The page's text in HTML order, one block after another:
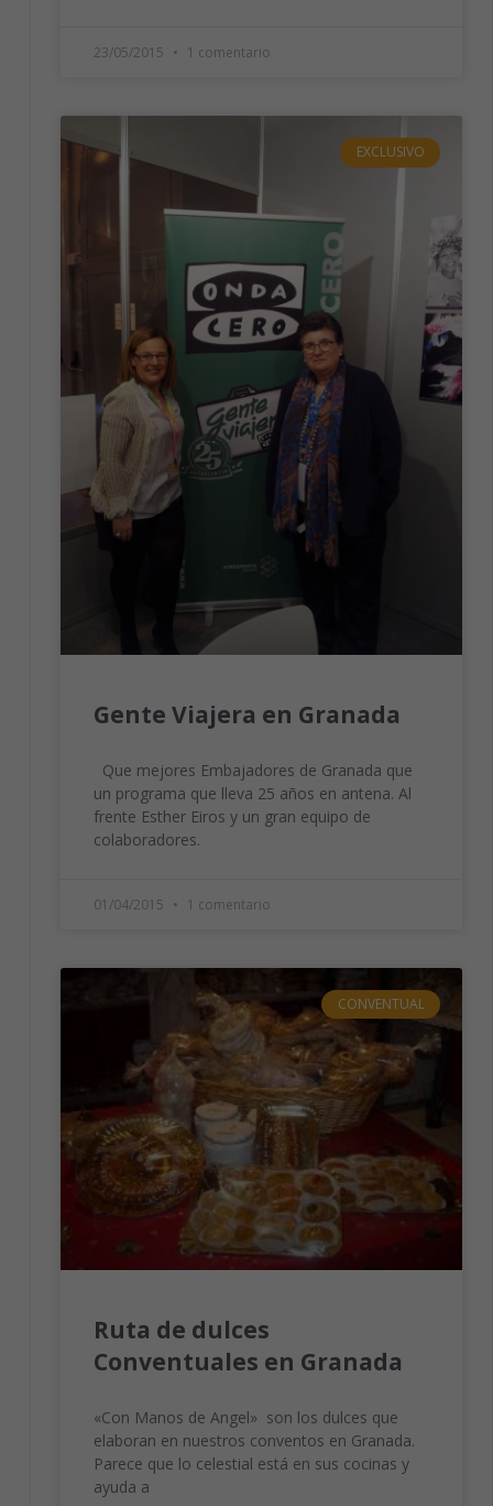
23/05/2015 1 comentario
EXCLUSIVO
Gente Viajera en Granada
Que mejores Embajadores de Granada que
un programa que lleva 25 años en antena. Al
frente Esther Eiros y un gran equipo de
colaboradores.
01/04/2015 1 comentario
CONVENTUAL
Ruta de dulces
Conventuales en Granada
«Con Manos de Angel» son los dulces que
elaboran en nuestros conventos en Granada.
Parece que lo celestial está en sus cocinas y
ayuda a
cookies no
son
opcionales.
Estadísticas
Para que
podamos
mejorar la
funcionalidad
y estructura
de la web,
cómo se usa
la web.
Experiencia
durante tu
rechaza estas
cookies,
algunas
funcionalidades